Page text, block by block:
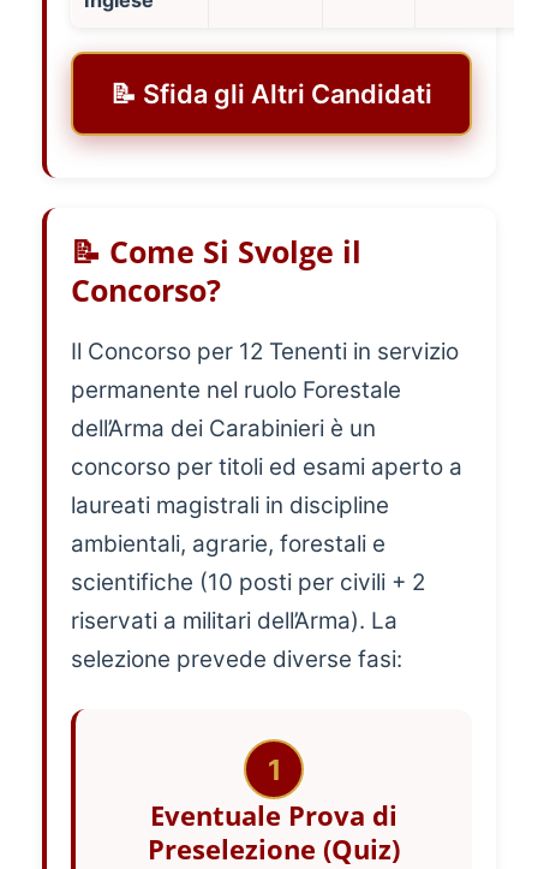
📝 Sfida gli Altri Candidati
📝 Come Si Svolge il
Concorso?
Il Concorso per 12 Tenenti in servizio
permanente nel ruolo Forestale
dell’Arma dei Carabinieri è un
concorso per titoli ed esami aperto a
laureati magistrali in discipline
ambientali, agrarie, forestali e
scientifiche (10 posti per civili + 2
riservati a militari dell’Arma). La
selezione prevede diverse fasi:
1
Eventuale Prova di
Preselezione (Quiz)